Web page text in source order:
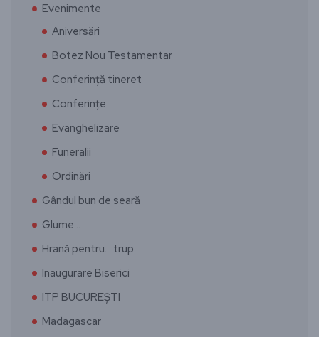
Evenimente
Aniversări
Botez Nou Testamentar
Conferință tineret
Conferințe
Evanghelizare
Funeralii
Ordinări
Gândul bun de seară
Glume…
Hrană pentru… trup
Inaugurare Biserici
ITP BUCUREȘTI
Madagascar